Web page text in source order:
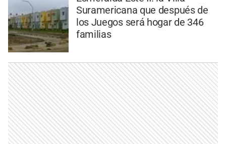
Suramericana que después de
los Juegos será hogar de 346
familias